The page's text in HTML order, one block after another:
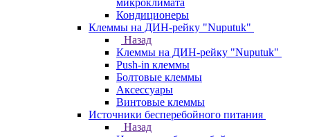
микроклимата
Кондиционеры
Клеммы на ДИН-рейку "Nuputuk"
Назад
Клеммы на ДИН-рейку "Nuputuk"
Push-in клеммы
Болтовые клеммы
Аксессуары
Винтовые клеммы
Источники бесперебойного питания
Назад